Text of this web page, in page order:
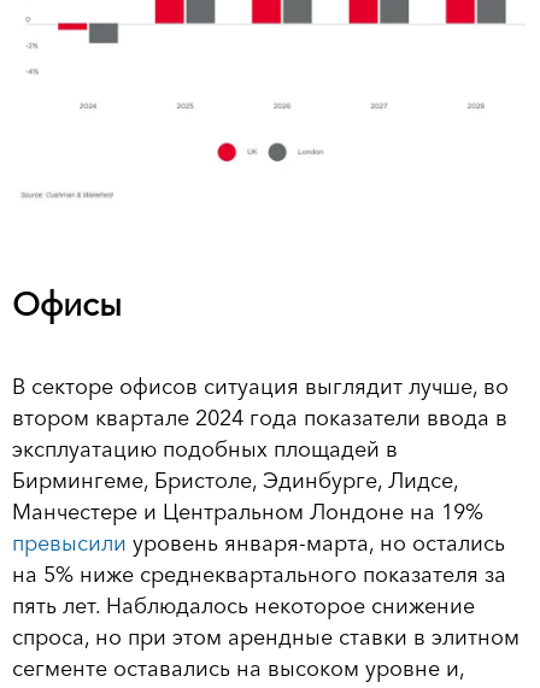
Офисы
В секторе офисов ситуация выглядит лучше, во
втором квартале 2024 года показатели ввода в
эксплуатацию подобных площадей в
Бирмингеме, Бристоле, Эдинбурге, Лидсе,
Манчестере и Центральном Лондоне на 19%
превысили уровень января-марта, но остались
на 5% ниже среднеквартального показателя за
пять лет. Наблюдалось некоторое снижение
спроса, но при этом арендные ставки в элитном
сегменте оставались на высоком уровне и,